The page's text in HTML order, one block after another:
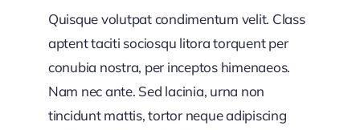
Quisque volutpat condimentum velit. Class
aptent taciti sociosqu litora torquent per
conubia nostra, per inceptos himenaeos.
Nam nec ante. Sed lacinia, urna non
tincidunt mattis, tortor neque adipiscing